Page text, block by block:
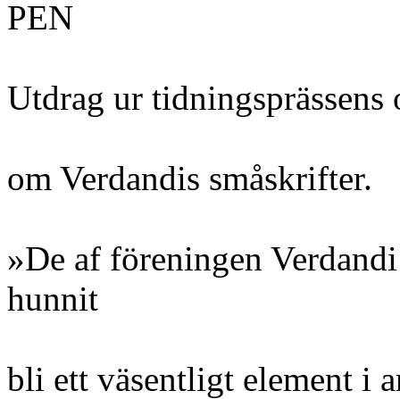
PEN
Utdrag ur tidningsprässens
om Verdandis småskrifter.
»De af föreningen
hunnit
bli ett väsentligt element i